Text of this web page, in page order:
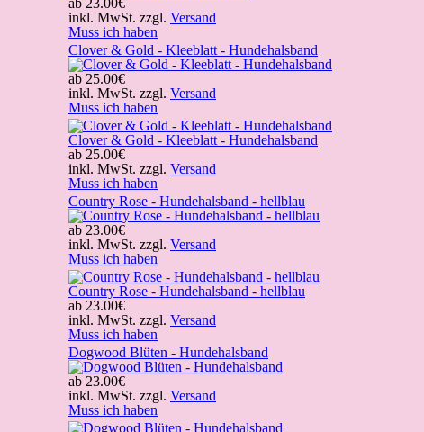
ab 23.00€
inkl. MwSt. zzgl. Versand
Muss ich haben
Clover & Gold - Kleeblatt - Hundehalsband
ab 25.00€
inkl. MwSt. zzgl. Versand
Muss ich haben
Clover & Gold - Kleeblatt - Hundehalsband
ab 25.00€
inkl. MwSt. zzgl. Versand
Muss ich haben
Country Rose - Hundehalsband - hellblau
ab 23.00€
inkl. MwSt. zzgl. Versand
Muss ich haben
Country Rose - Hundehalsband - hellblau
ab 23.00€
inkl. MwSt. zzgl. Versand
Muss ich haben
Dogwood Blüten - Hundehalsband
ab 23.00€
inkl. MwSt. zzgl. Versand
Muss ich haben